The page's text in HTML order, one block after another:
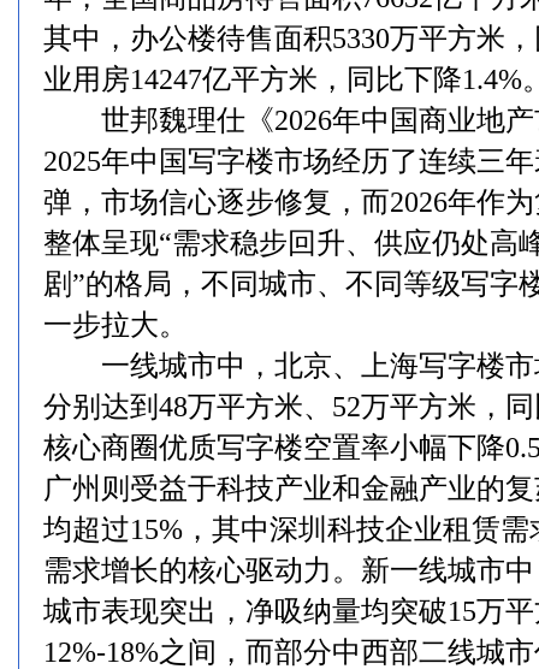
其中，办公楼待售面积5330万平方米
业用房14247亿平方米，同比下降1.4%
世邦魏理仕《2026年中国商业地产
2025年中国写字楼市场经历了连续三
弹，市场信心逐步修复，而2026年作
整体呈现“需求稳步回升、供应仍处高
剧”的格局，不同城市、不同等级写字
一步拉大。
一线城市中，北京、上海写字楼市
分别达到48万平方米、52万平方米，
核心商圈优质写字楼空置率小幅下降
广州则受益于科技产业和金融产业的
均超过15%，其中深圳科技企业租赁
需求增长的核心驱动力。新一线城市
城市表现突出，净吸纳量均突破15万
12%-18%之间，而部分中西部二线城